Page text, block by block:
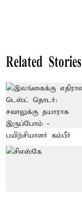
Related Stories